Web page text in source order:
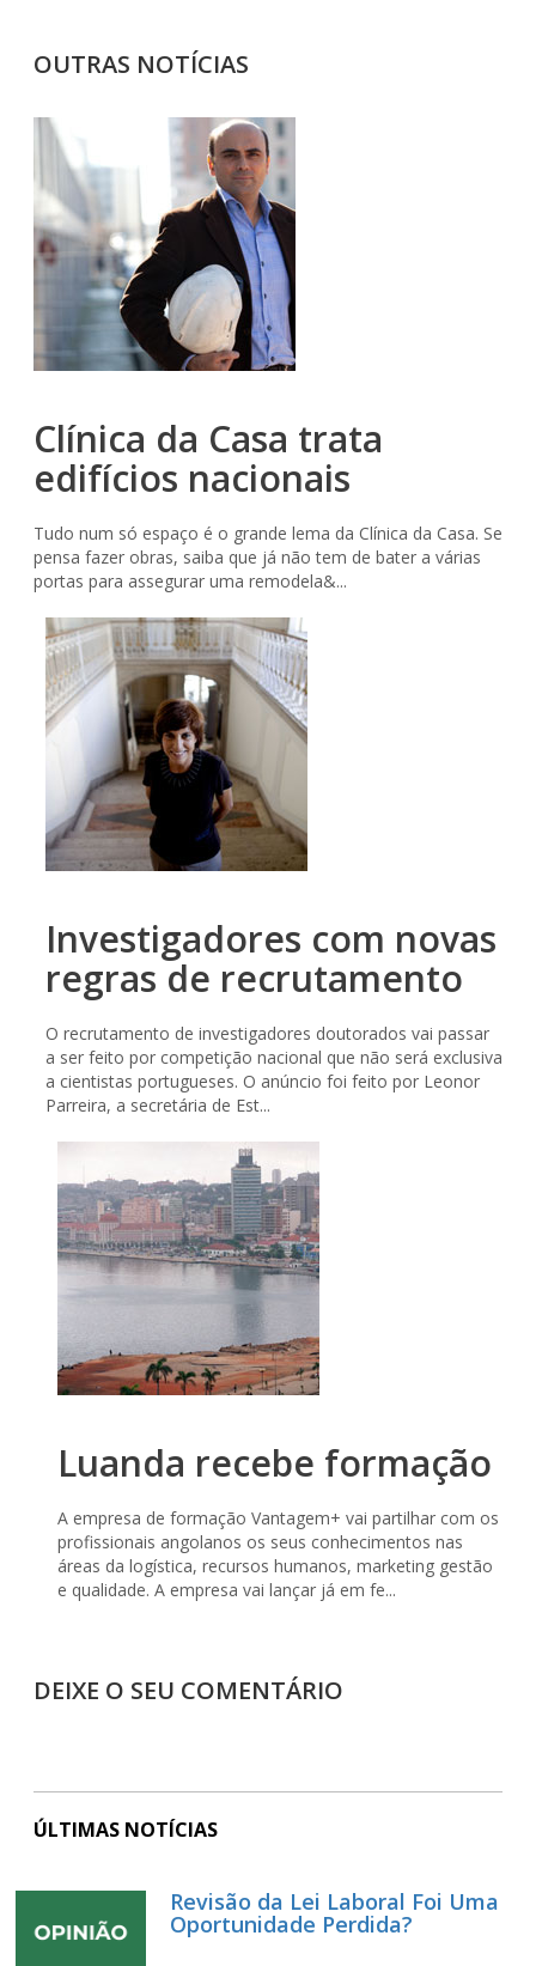
OUTRAS NOTÍCIAS
Clínica da Casa trata
edifícios nacionais
Tudo num só espaço é o grande lema da Clínica da Casa. Se
pensa fazer obras, saiba que já não tem de bater a várias
portas para assegurar uma remodela&...
Investigadores com novas
regras de recrutamento
O recrutamento de investigadores doutorados vai passar
a ser feito por competição nacional que não será exclusiva
a cientistas portugueses. O anúncio foi feito por Leonor
Parreira, a secretária de Est...
Luanda recebe formação
A empresa de formação Vantagem+ vai partilhar com os
profissionais angolanos os seus conhecimentos nas
áreas da logística, recursos humanos, marketing gestão
e qualidade. A empresa vai lançar já em fe...
DEIXE O SEU COMENTÁRIO
ÚLTIMAS NOTÍCIAS
Revisão da Lei Laboral Foi Uma
Oportunidade Perdida?